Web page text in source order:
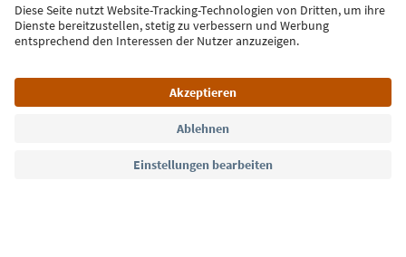
Jetzt anmelden